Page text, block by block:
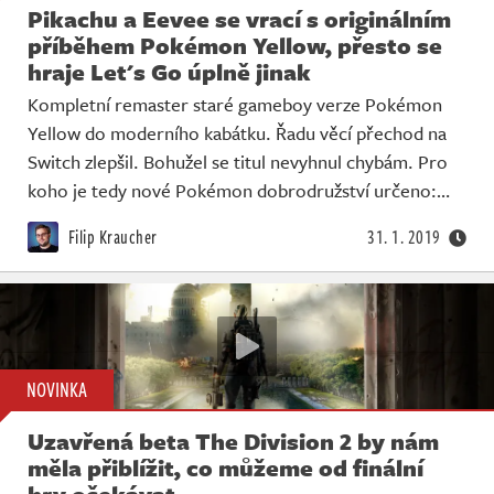
Databáze
Komunita
Redakce
Živě
Pikachu a Eevee se vrací s originálním
příběhem Pokémon Yellow, přesto se
hraje Let's Go úplně jinak
Kompletní remaster staré gameboy verze Pokémon
Yellow do moderního kabátku. Řadu věcí přechod na
Switch zlepšil. Bohužel se titul nevyhnul chybám. Pro
koho je tedy nové Pokémon dobrodružství určeno:…
Filip Kraucher 31. 1. 2019
NOVINKA
Uzavřená beta The Division 2 by nám
měla přiblížit, co můžeme od finální